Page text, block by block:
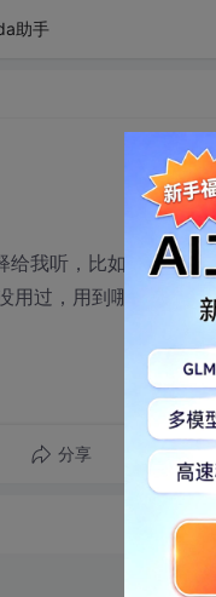
助手
我听，比如说开发
用过，用到哪不清楚。
分享 转发到